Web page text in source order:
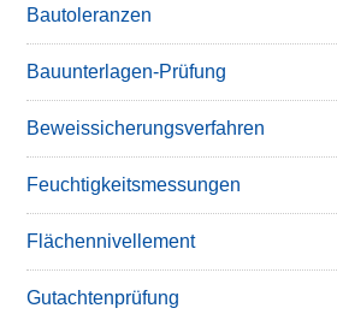
Bautoleranzen
Bauunterlagen-Prüfung
Beweissicherungsverfahren
Feuchtigkeitsmessungen
Flächennivellement
Gutachtenprüfung